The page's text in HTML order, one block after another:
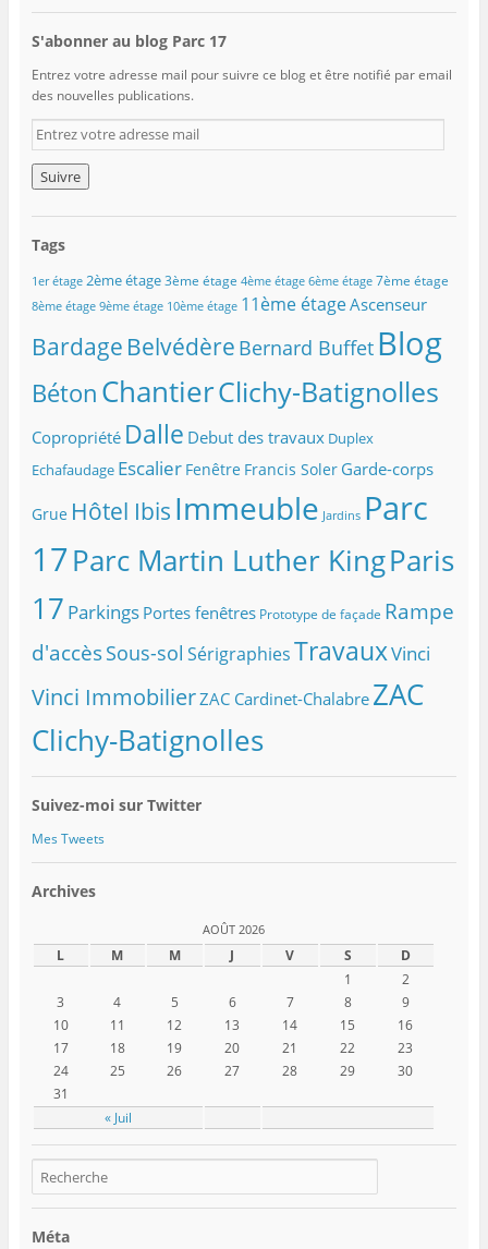
S'abonner au blog Parc 17
Entrez votre adresse mail pour suivre ce blog et être notifié par email
des nouvelles publications.
E
n
t
r
e
v
o
r
e
a
r
s
s
e
a
Tags
1er étage 2ème étage 3ème étage 4ème étage 6ème étage 7ème étage
8ème étage 9ème étage 10ème étage 11ème étageAscenseur
Bardage Belvédère Bernard Buffet Blog
Béton ChantierClichy-Batignolles
Copropriété Dalle Debut des travaux Duplex
Echafaudage Escalier Fenêtre Francis Soler Garde-corps
Grue Hôtel Ibis Immeuble Jardins Parc
17Parc Martin Luther KingParis
17 Parkings Portes fenêtres Prototype de façade Rampe
d'accèsSous-sol SérigraphiesTravauxVinci
Vinci ImmobilierZAC Cardinet-Chalabre ZAC
Clichy-Batignolles
Suivez-moi sur Twitter
Mes Tweets
Archives
AOÛT 2026
L M M J V S D
« Juil
1
2
3
4 5 6 7 8
9
10
11 12 13 14 15
16
17
18 19 20 21 22
23
24
25 26 27 28 29
30
31
Méta